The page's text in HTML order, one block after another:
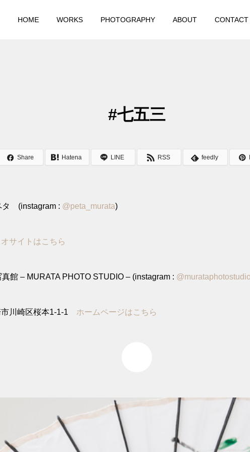
HOME WORKS PHOTOGRAPHY ABOUT CONTACT
#七五三
Share Hatena LINE RSS feedly
タ (instagram : @peta_murata)
サイトはこちら
館 – MURATA PHOTO STUDIO – (instagram :
市川崎区桜本1-1-1 ホームページはこちら